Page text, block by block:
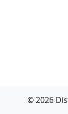
© 2026